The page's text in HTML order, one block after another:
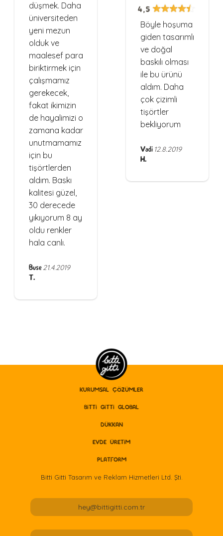
düşmek. Daha
üniversiteden
yeni mezun
olduk ve
maalesef para
biriktirmek için
çalışmamız
gerekecek,
fakat ikimizin
de hayalimizi o
zamana kadar
unutmamamız
için bu
tişörtlerden
aldım. Baskı
kalitesi güzel,
30 derecede
yıkıyorum 8 ay
oldu renkler
hala canlı.
Buse
T.
21.4.2019
4,5
Böyle hoşuma
giden tasarımlı
ve doğal
baskılı olması
ile bu ürünü
aldım. Daha
çok çizimli
tişörtler
bekliyorum
Vadi
H.
12.8.2019
KURUMSAL ÇÖZÜMLER
BITTI GITTI GLOBAL
DÜKKAN
EVDE ÜRETİM
PLATFORM
Bitti Gitti Tasarım ve Reklam Hizmetleri Ltd. Şti.
hey@bittigitti.com.tr